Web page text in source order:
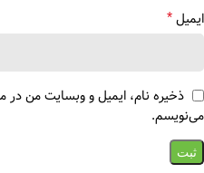
ایمیل*
ذخیره نام، ایمیل و وبسایت من در
می‌نویسم.